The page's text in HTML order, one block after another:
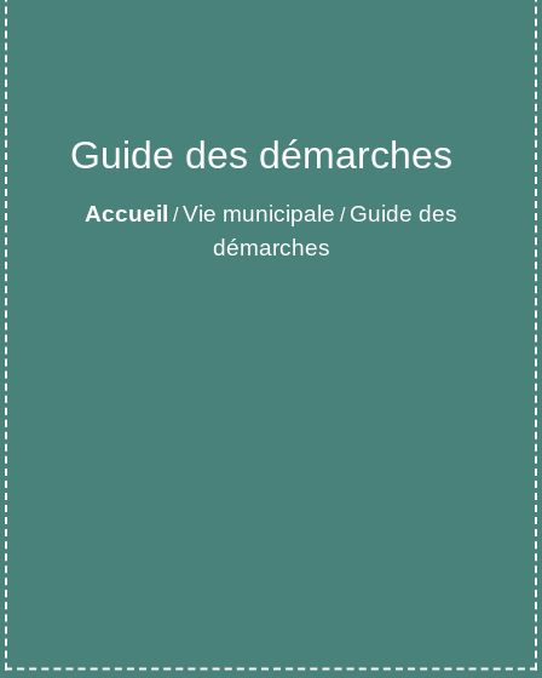
Guide des démarches
Accueil /Vie municipale / Guide des
démarches